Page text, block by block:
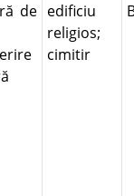
de edificiu
religios;
cimitir